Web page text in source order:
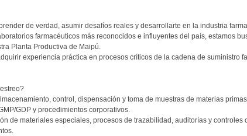
de verdad, asumir desafíos reales y desarrollarte en la industria
farmacéuticos más reconocidos e influyentes del país, estamos
Planta Productiva de Maipú.
experiencia práctica en procesos críticos de la cadena de
control, dispensación y toma de muestras de materias
GDP y procedimientos corporativos.
de materiales especiales, procesos de trazabilidad, auditorías y